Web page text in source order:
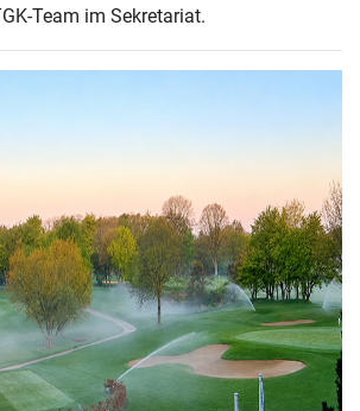
Team im Sekretariat.